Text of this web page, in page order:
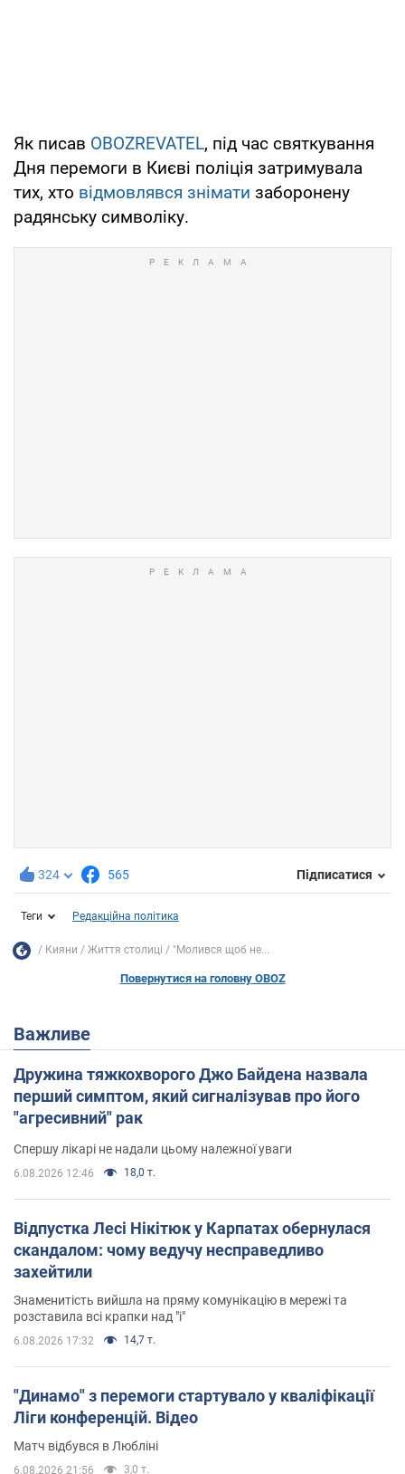
Як писав OBOZREVATEL, під час святкування
Дня перемоги в Києві поліція затримувала
тих, хто відмовлявся знімати заборонену
радянську символіку.
324 565 Підписатися
Теги Редакційна політика
Кияни Життя столиці "Молився щоб не...
Повернутися на головну OBOZ
Важливе
Дружина тяжкохворого Джо Байдена назвала
перший симптом, який сигналізував про його
"агресивний" рак
Спершу лікарі не надали цьому належної уваги
6.08.2026 12:46 18,0 т.
Відпустка Лесі Нікітюк у Карпатах обернулася
скандалом: чому ведучу несправедливо
захейтили
Знаменитість вийшла на пряму комунікацію в мережі та
розставила всі крапки над "і"
6.08.2026 17:32 14,7 т.
"Динамо" з перемоги стартувало у кваліфікації
Ліги конференцій. Відео
Матч відбувся в Любліні
6.08.2026 21:56 3,0 т.